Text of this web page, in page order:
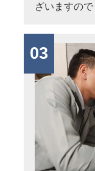
ざいますの
03